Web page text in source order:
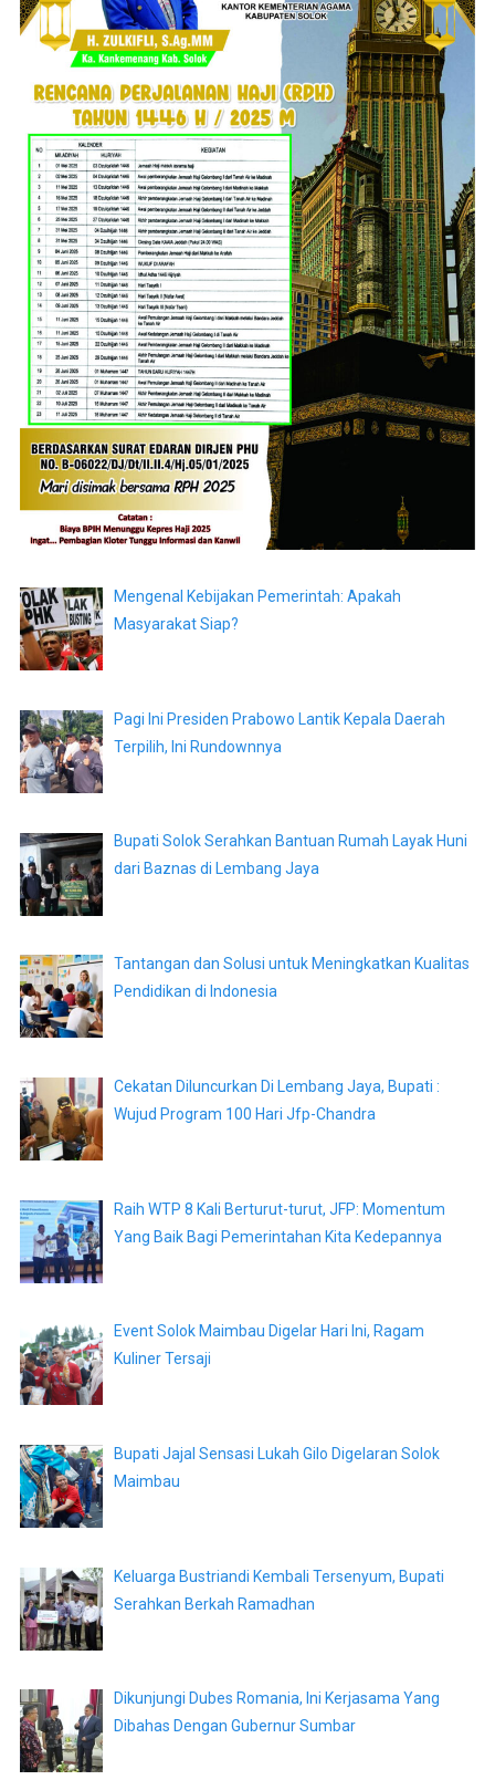
Mengenal Kebijakan Pemerintah: Apakah
Masyarakat Siap?
Pagi Ini Presiden Prabowo Lantik Kepala Daerah
Terpilih, Ini Rundownnya
Bupati Solok Serahkan Bantuan Rumah Layak Huni
dari Baznas di Lembang Jaya
Tantangan dan Solusi untuk Meningkatkan Kualitas
Pendidikan di Indonesia
Cekatan Diluncurkan Di Lembang Jaya, Bupati :
Wujud Program 100 Hari Jfp-Chandra
Raih WTP 8 Kali Berturut-turut, JFP: Momentum
Yang Baik Bagi Pemerintahan Kita Kedepannya
Event Solok Maimbau Digelar Hari Ini, Ragam
Kuliner Tersaji
Bupati Jajal Sensasi Lukah Gilo Digelaran Solok
Maimbau
Keluarga Bustriandi Kembali Tersenyum, Bupati
Serahkan Berkah Ramadhan
Dikunjungi Dubes Romania, Ini Kerjasama Yang
Dibahas Dengan Gubernur Sumbar